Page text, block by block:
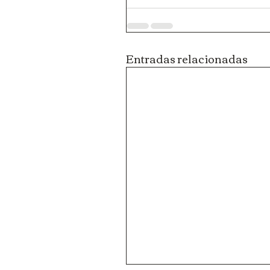
Entradas relacionadas